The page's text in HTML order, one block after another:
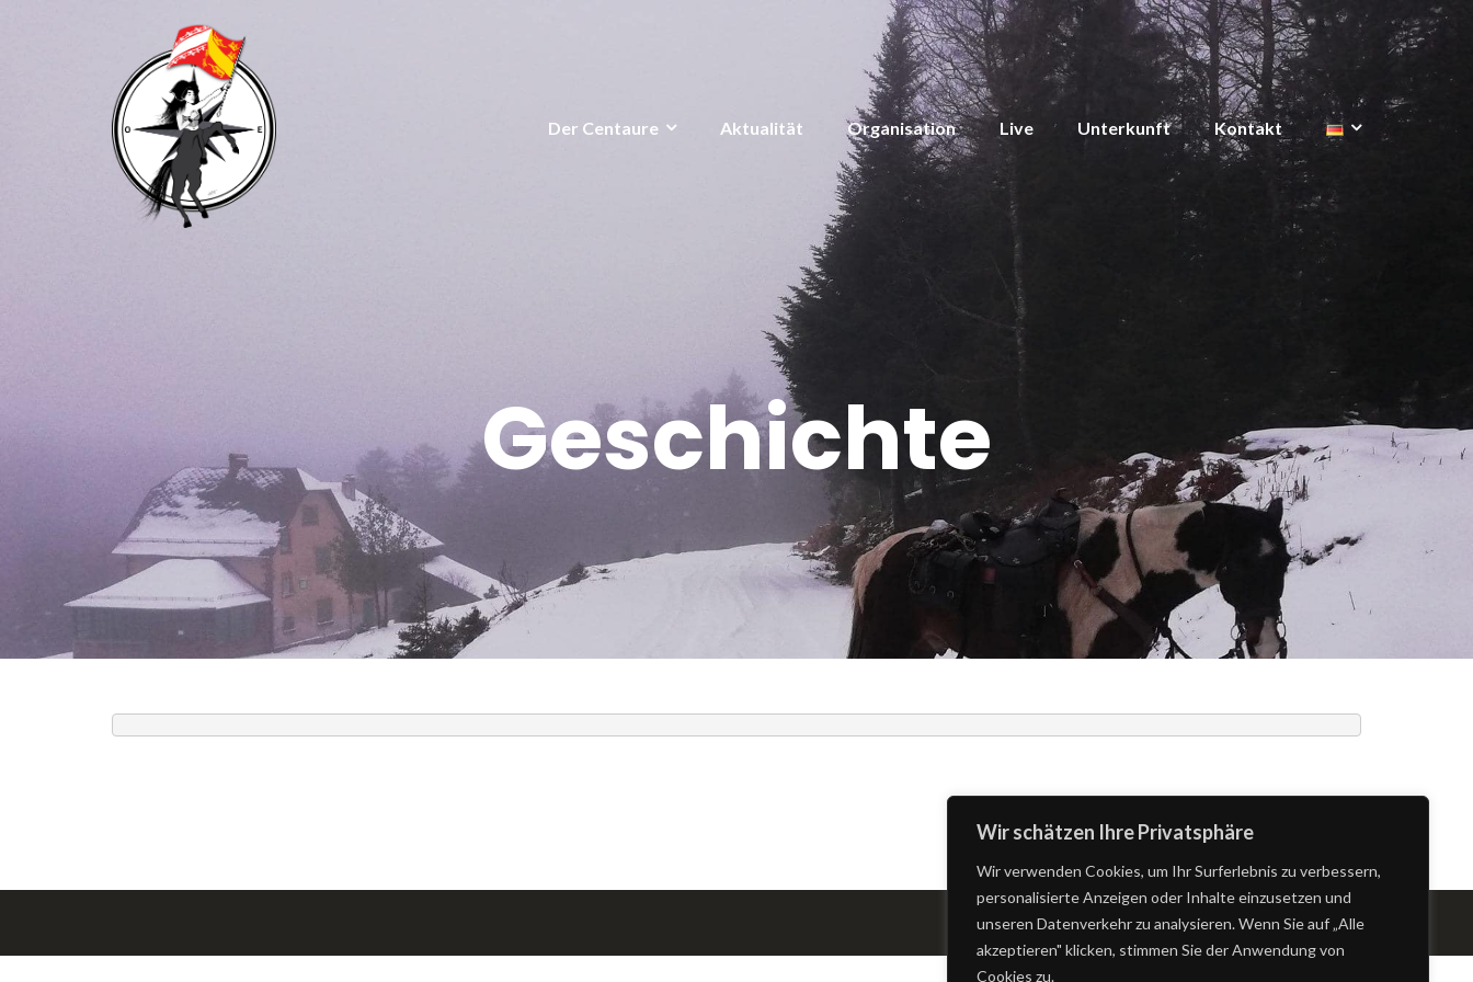
Wir schätzen Ihre Privatsphäre
Wir verwenden Cookies, um Ihr Surferlebnis zu verbessern,
personalisierte Anzeigen oder Inhalte einzusetzen und
unseren Datenverkehr zu analysieren. Wenn Sie auf „Alle
akzeptieren" klicken, stimmen Sie der Anwendung von
Cookies zu.
Der Centaure Aktualität Organisation Live Unterkunft Kontakt
Geschichte